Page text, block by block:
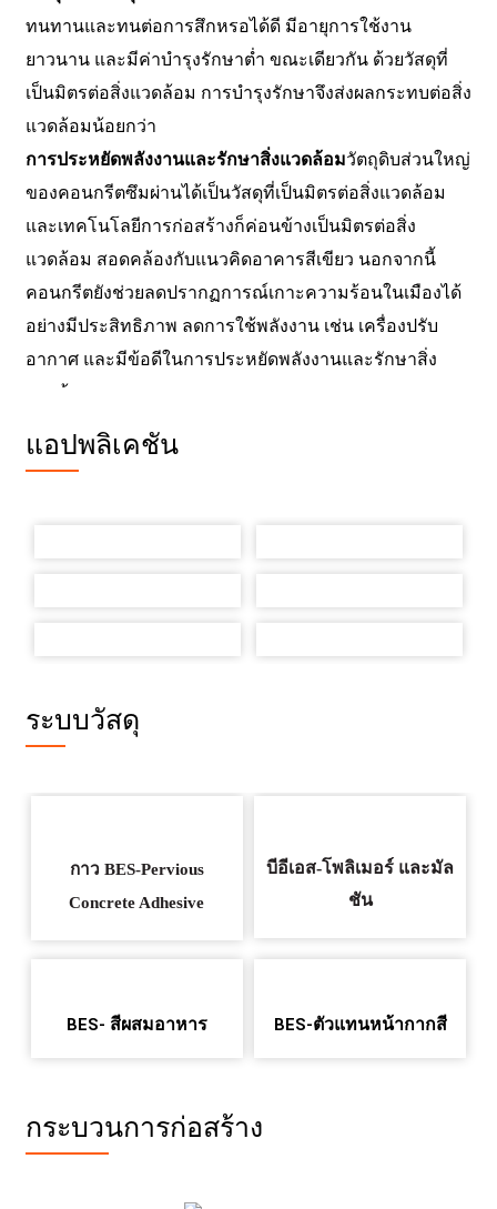
ทนทานและทนต่อการสึกหรอได้ดี มีอายุการใช้งาน
ยาวนาน และมีค่าบำรุงรักษาต่ำ ขณะเดียวกัน ด้วยวัสดุที่
เป็นมิตรต่อสิ่งแวดล้อม การบำรุงรักษาจึงส่งผลกระทบต่อสิ่ง
แวดล้อมน้อยกว่า
การประหยัดพลังงานและรักษาสิ่งแวดล้อมวัตถุดิบส่วนใหญ่
ของคอนกรีตซึมผ่านได้เป็นวัสดุที่เป็นมิตรต่อสิ่งแวดล้อม
และเทคโนโลยีการก่อสร้างก็ค่อนข้างเป็นมิตรต่อสิ่ง
แวดล้อม สอดคล้องกับแนวคิดอาคารสีเขียว นอกจากนี้
คอนกรีตยังช่วยลดปรากฏการณ์เกาะความร้อนในเมืองได้
อย่างมีประสิทธิภาพ ลดการใช้พลังงาน เช่น เครื่องปรับ
อากาศ และมีข้อดีในการประหยัดพลังงานและรักษาสิ่ง
แวดล้อม
แอปพลิเคชัน
ระบบวัสดุ
กาว BES-Pervious
Concrete Adhesive
บีอีเอส-โพลิเมอร์ และมัล
ชัน
BES- สีผสมอาหาร BES-ตัวแทนหน้ากากสี
กระบวนการก่อสร้าง